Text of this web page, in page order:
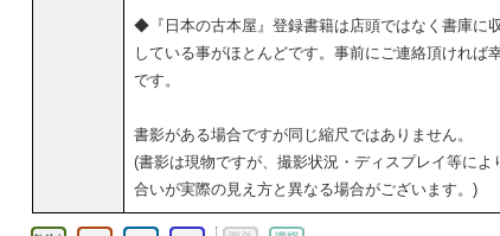
◆『日本の古本屋』登録書籍は店頭ではなく書庫に
している事がほとんどです。事前にご連絡頂ければ
です。
書影がある場合ですが同じ縮尺ではありません。
(書影は現物ですが、撮影状況・ディスプレイ等によ
合いが実際の見え方と異なる場合がございます。)